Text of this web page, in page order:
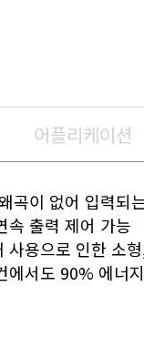
어플리케이션
곡이 없어 입력되
속 출력 제어 가능
사용으로 인한 소
에서도 90% 에너